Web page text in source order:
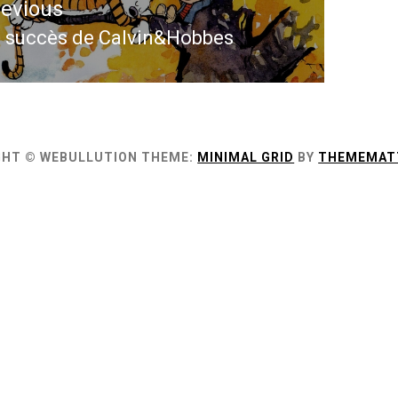
succès de Calvin&Hobbes
© WEBULLUTION THEME: MINIMAL GRID BY